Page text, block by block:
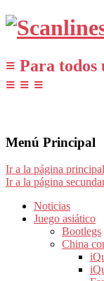
≡ Para todos
≡ ≡ ≡
Menú Principal
Ir a la página principal
Ir a la página
Noticias
Juego asiático
Bootlegs
China